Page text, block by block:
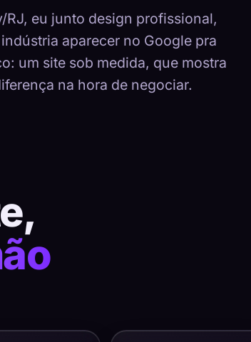
RJ, eu junto design profissional,
aparecer no Google pra
um site sob medida, que mostra
na hora de negociar.